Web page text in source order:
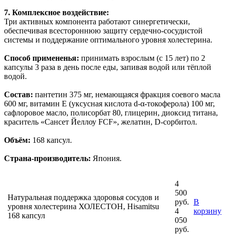
7. Комплексное воздействие:
Три активных компонента работают синергетически,
обеспечивая всестороннюю защиту сердечно-сосудистой
системы и поддержание оптимального уровня холестерина.
Способ примененья: принимать взрослым (с 15 лет) по 2
капсулы 3 раза в день после еды, запивая водой или тёплой
водой.
Состав: пантетин 375 мг, немающаяся фракция соевого масла
600 мг, витамин Е (уксусная кислота d-α-токоферола) 100 мг,
сафлоровое масло, полисорбат 80, глицерин, диоксид титана,
краситель «Сансет Йеллоу FCF», желатин, D-сорбитол.
Объём: 168 капсул.
Страна-производитель: Япония.
Натуральная поддержка здоровья сосудов и
уровня холестерина ХОЛЕСТОН, Hisamitsu
168 капсул
4
500
руб.
4
050
руб.
В
корзину